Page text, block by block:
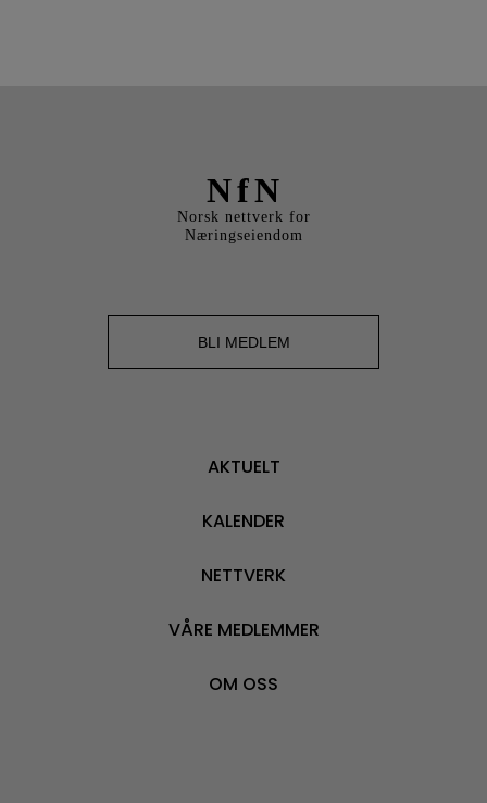
NfN
Norsk nettverk for
Næringseiendom
BLI MEDLEM
AKTUELT
KALENDER
NETTVERK
VÅRE MEDLEMMER
OM OSS